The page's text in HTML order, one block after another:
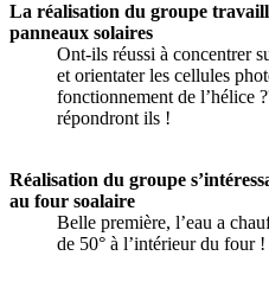
La réalisation du groupe
panneaux solaires
Ont-ils réussi à concentrer
et orientater les cellules
fonctionnement de l’hélice
répondront ils !
Réalisation du groupe
au four soalaire
Belle première, l’eau a
de 50° à l’intérieur du four !